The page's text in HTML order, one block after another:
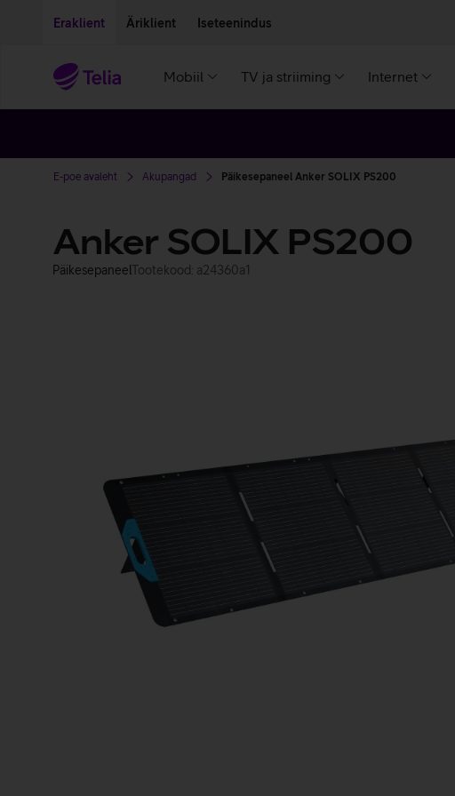
Eraklient Äriklient Iseteenindus
Mobiil TV ja striiming Internet
E-poe avaleht Akupangad Päikesepaneel Anker SOLIX PS200
Anker SOLIX PS200
Päikesepaneel Tootekood: a24360a1